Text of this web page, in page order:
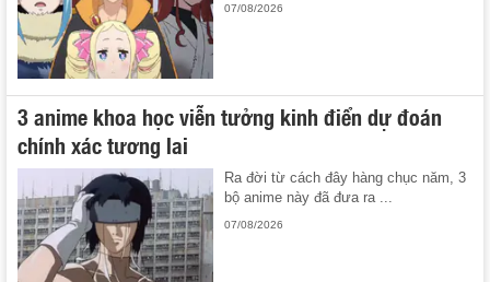
07/08/2026
3 anime khoa học viễn tưởng kinh điển dự đoán
chính xác tương lai
Ra đời từ cách đây hàng chục năm, 3
bộ anime này đã đưa ra ...
07/08/2026